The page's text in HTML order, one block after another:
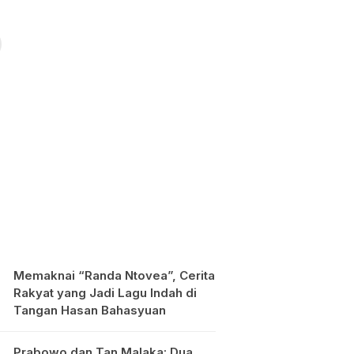
Memaknai “Randa Ntovea”, Cerita
Rakyat yang Jadi Lagu Indah di
Tangan Hasan Bahasyuan